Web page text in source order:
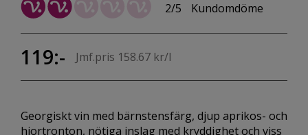
2/5 Kundomdöme
119:- Jmf.pris 158.67 kr/l
Georgiskt vin med bärnstensfärg, djup aprikos- och
hjortronton, nötiga inslag med kryddighet och viss